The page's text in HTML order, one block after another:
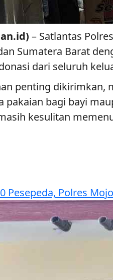
– Satlantas
Sumatera Barat
dari seluruh
penting dikirimkan,
pakaian bagi bayi
kesulitan
Pesepeda, Polres